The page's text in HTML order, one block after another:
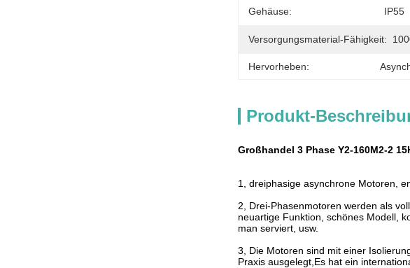
Gehäuse: IP55
Versorgungsmaterial-Fähigkeit:
Hervorheben:
Produkt-
Großhandel 3 Phase Y2-160M2-2
1, dreiphasige asynchrone Motoren,
2, Drei-Phasenmotoren werden als
neuartige Funktion, schönes Modell,
man serviert, usw.
3, Die Motoren sind mit einer
Praxis ausgelegt,Es hat ein